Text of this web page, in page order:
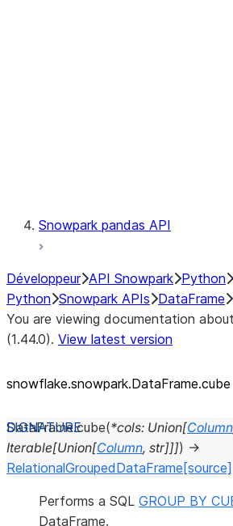
Snowpark pandas API
Développeur API Snowpark Python
Python Snowpark APIs DataFrame
You are viewing documentation
(1.44.0). View latest version
snowflake.snowpark.DataFrame.cube
DataFrame.cube(*cols: Union[Column
Iterable[Union[Column, str]]]) →
RelationalGroupedDataFrame [source]
Performs a SQL GROUP BY
DataFrame.